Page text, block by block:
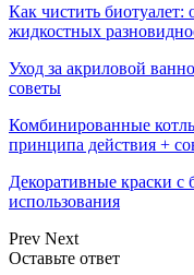
Как чистить
жидкостных
Уход за акриловой
советы
Комбинированные
принципа действия +
Декоративные краски с
использования
Prev Next
Оставьте ответ